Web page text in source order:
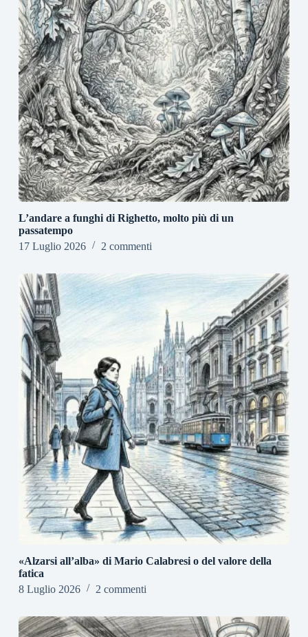
L’andare a funghi di Righetto, molto più di un
passatempo
17 Luglio 2026
2 commenti
«Alzarsi all’alba» di Mario Calabresi o del valore della
fatica
8 Luglio 2026
2 commenti